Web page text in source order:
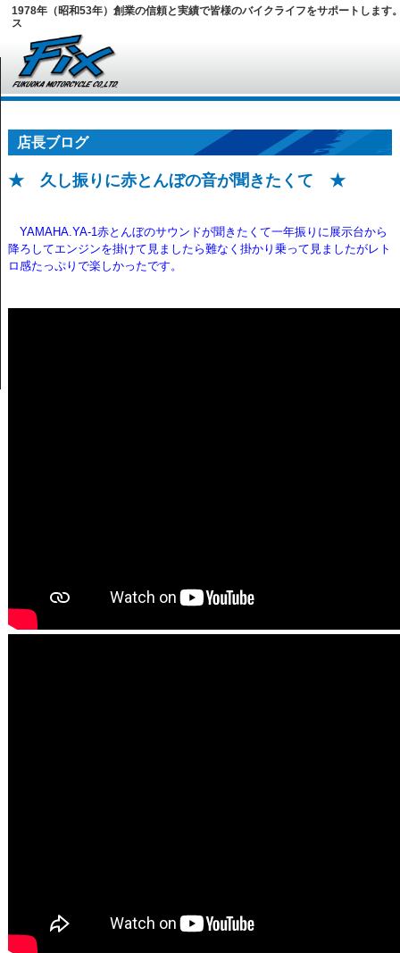
1978年（昭和53年）創業の信頼と実績で皆様のバイクライフをサポートします
ス
店長ブログ
★ 久し振りに赤とんぼの音が聞きたくて ★
YAMAHA.YA-1赤とんぼのサウンドが聞きたくて一年振りに展示台から
降ろしてエンジンを掛けて見ましたら難なく掛かり乗って見ましたがレト
ロ感たっぷりで楽しかったです。
▼